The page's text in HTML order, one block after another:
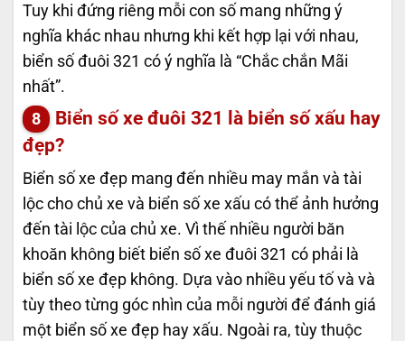
Tuy khi đứng riêng mỗi con số mang những ý
nghĩa khác nhau nhưng khi kết hợp lại với nhau,
biển số đuôi 321 có ý nghĩa là “Chắc chắn Mãi
nhất”.
Biển số xe đuôi 321 là biển số xấu hay
đẹp?
Biển số xe đẹp mang đến nhiều may mắn và tài
lộc cho chủ xe và biển số xe xấu có thể ảnh hưởng
đến tài lộc của chủ xe. Vì thế nhiều người băn
khoăn không biết biển số xe đuôi 321 có phải là
biển số xe đẹp không. Dựa vào nhiều yếu tố và và
tùy theo từng góc nhìn của mỗi người để đánh giá
một biển số xe đẹp hay xấu. Ngoài ra, tùy thuộc